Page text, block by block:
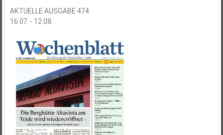
AKTUELLE AUSGABE 474
16.07. - 12.08.